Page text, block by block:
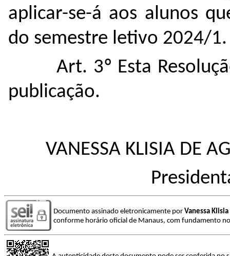
aplicar-se-á aos alunos
do semestre letivo 2024/1.
Art. 3º Esta
publicação.
VANESSA KLISIA DE
Documento assinado eletronicamente por Vanessa
conforme horário oficial de Manaus, com fundamento